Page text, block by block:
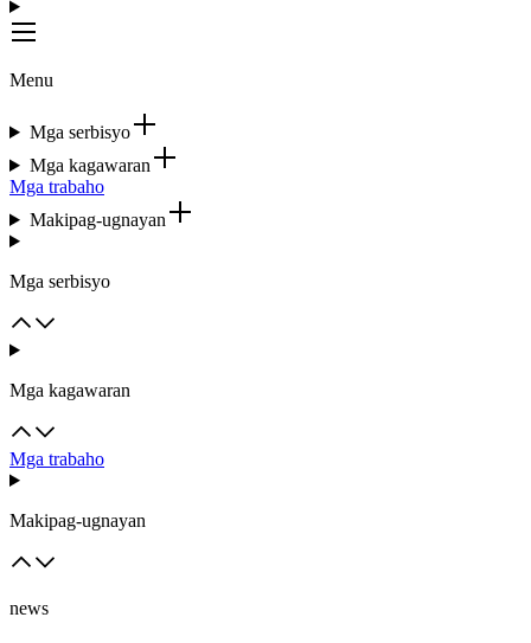
Menu
Mga serbisyo
Mga kagawaran
Mga trabaho
Makipag-ugnayan
Mga serbisyo
Mga kagawaran
Mga trabaho
Makipag-ugnayan
news